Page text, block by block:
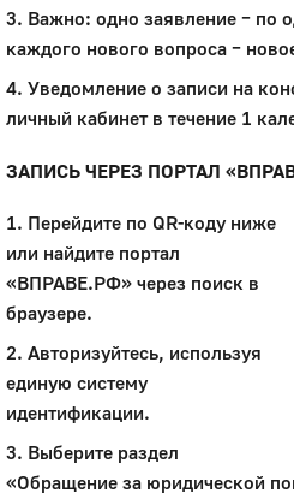
3. Важно: одно заявление – по
каждого нового вопроса –
4. Уведомление о записи на
личный кабинет в течение 1
ЗАПИСЬ ЧЕРЕЗ ПОРТАЛ
1. Перейдите по QR-коду ниже
или найдите портал
«ВПРАВЕ.РФ» через поиск в
браузере.
2. Авторизуйтесь, используя
единую систему
идентификации.
3. Выберите раздел
«Обращение за юридической